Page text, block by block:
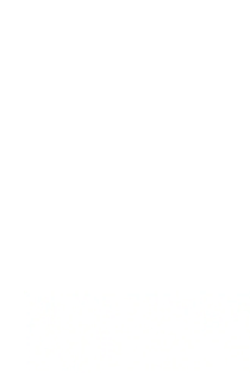
Melalui gerakan ini, setiap hari
yang telah ditetapkan, anak-
penggunaan gawai, membaca
sekolah, memperkuat literasi,
lebih intens dengan orang tua.
keyakinan bahwa pendidikan
Data dan pengalaman di
keterlibatan keluarga menjadi
menentukan keberhasilan
Pergub Gerakan Jam Belajar
tambahan beban bagi orang
membangun budaya belajar